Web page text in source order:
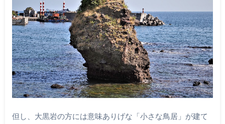
但し、大黒岩の方には意味ありげな「小さな鳥居」が建て